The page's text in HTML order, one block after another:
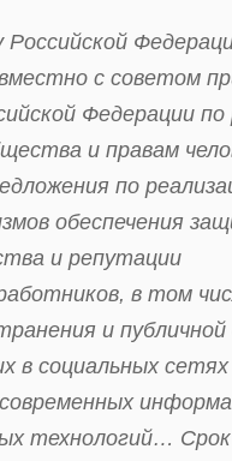
с советом
Федерации
и правам
по
обеспечения
и репутации
в том
и публичной
в социальных сетях
технологий…